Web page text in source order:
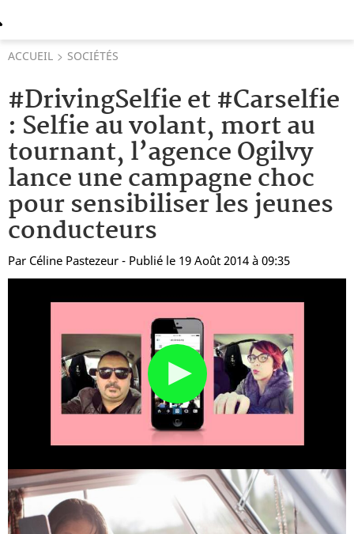
ACCUEIL SOCIÉTÉS
#DrivingSelfie et #Carselfie
: Selfie au volant, mort au
tournant, l’agence Ogilvy
lance une campagne choc
pour sensibiliser les jeunes
conducteurs
Par Céline Pastezeur - Publié le 19 Août 2014 à 09:35